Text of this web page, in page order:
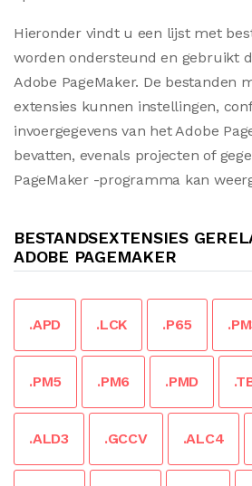
Hieronder vindt u een lijst met
worden ondersteund en gebruikt
Adobe PageMaker. De bestanden
extensies kunnen instellingen,
invoergegevens van het Adobe
bevatten, evenals projecten of
PageMaker -programma kan
BESTANDSEXTENSIES
ADOBE PAGEMAKER
.APD .LCK .P65
.PM5 .PM6 .PMD
.ALD3 .GCCV .ALC4